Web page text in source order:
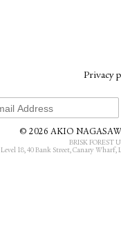
Privacy
© 2026 AKIO
BRISK FOREST
Level 18, 40 Bank Street, Canary